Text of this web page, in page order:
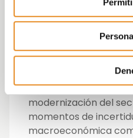
A través de estos
con su cuarta edición,
seguir impulsando y
opiniones diversas,
reportajes de calidad
transparencia, la
modernización del
momentos de
macroeconómica